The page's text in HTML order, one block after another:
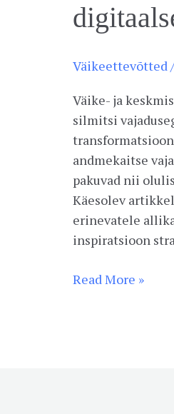
Väikeettevõtted
Väike- ja
silmitsi
andmekaitse
pakuvad nii
Käesolev
erinevatele
inspiratsioon
Read More »